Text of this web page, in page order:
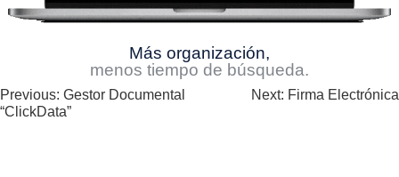
Más organización,
menos tiempo de búsqueda.
Navegación
de
Previous: Gestor Documental
“ClickData”
Next: Firma Electrónica